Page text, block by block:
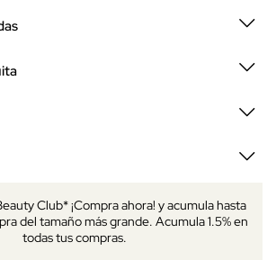
Club* ¡Compra ahora! y acumula hasta
del tamaño más grande. Acumula 1.5% en
todas tus compras.